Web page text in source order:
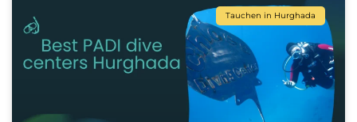
Tauchen in Hurghada